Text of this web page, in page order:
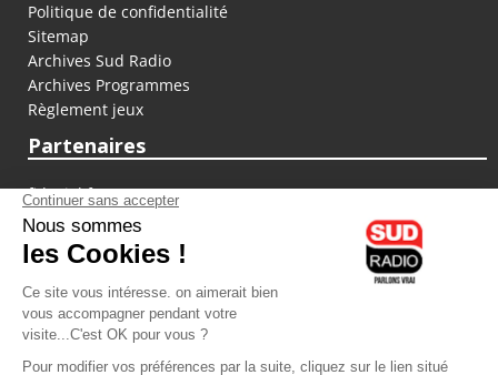
Politique de confidentialité
Sitemap
Archives Sud Radio
Archives Programmes
Règlement jeux
Partenaires
fiducial.fr
lyoncapitale.fr
olympique-et-lyonnais.com
L'application Iphone / Android
Téléchargez l'application